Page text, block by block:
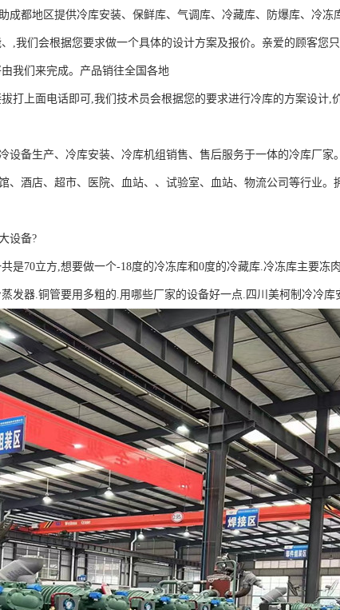
成都地区提供冷库安装、保鲜库、气调库、冷藏库、防爆库、冷冻
,我们会根据您要求做一个具体的设计方案及报价。亲爱的顾客您
我们来完成。产品销往全国各地
打上面电话即可,我们技术员会根据您的要求进行冷库的方案设计,
备生产、冷库安装、冷库机组销售、售后服务于一体的冷库厂家
、酒店、超市、医院、血站、、试验室、血站、物流公司等行业
设备?
是70立方,想要做一个-18度的冷冻库和0度的冷藏库.冷冻库主要冻
发器.铜管要用多粗的.用哪些厂家的设备好一点.四川美柯制冷冷库